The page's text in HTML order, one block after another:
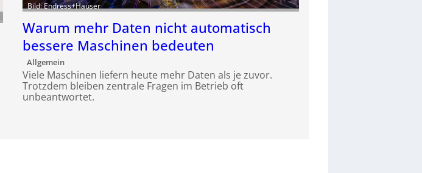
Bild: Endress+Hauser
Warum mehr Daten nicht automatisch
bessere Maschinen bedeuten
Allgemein
Viele Maschinen liefern heute mehr Daten als je zuvor.
Trotzdem bleiben zentrale Fragen im Betrieb oft
unbeantwortet.